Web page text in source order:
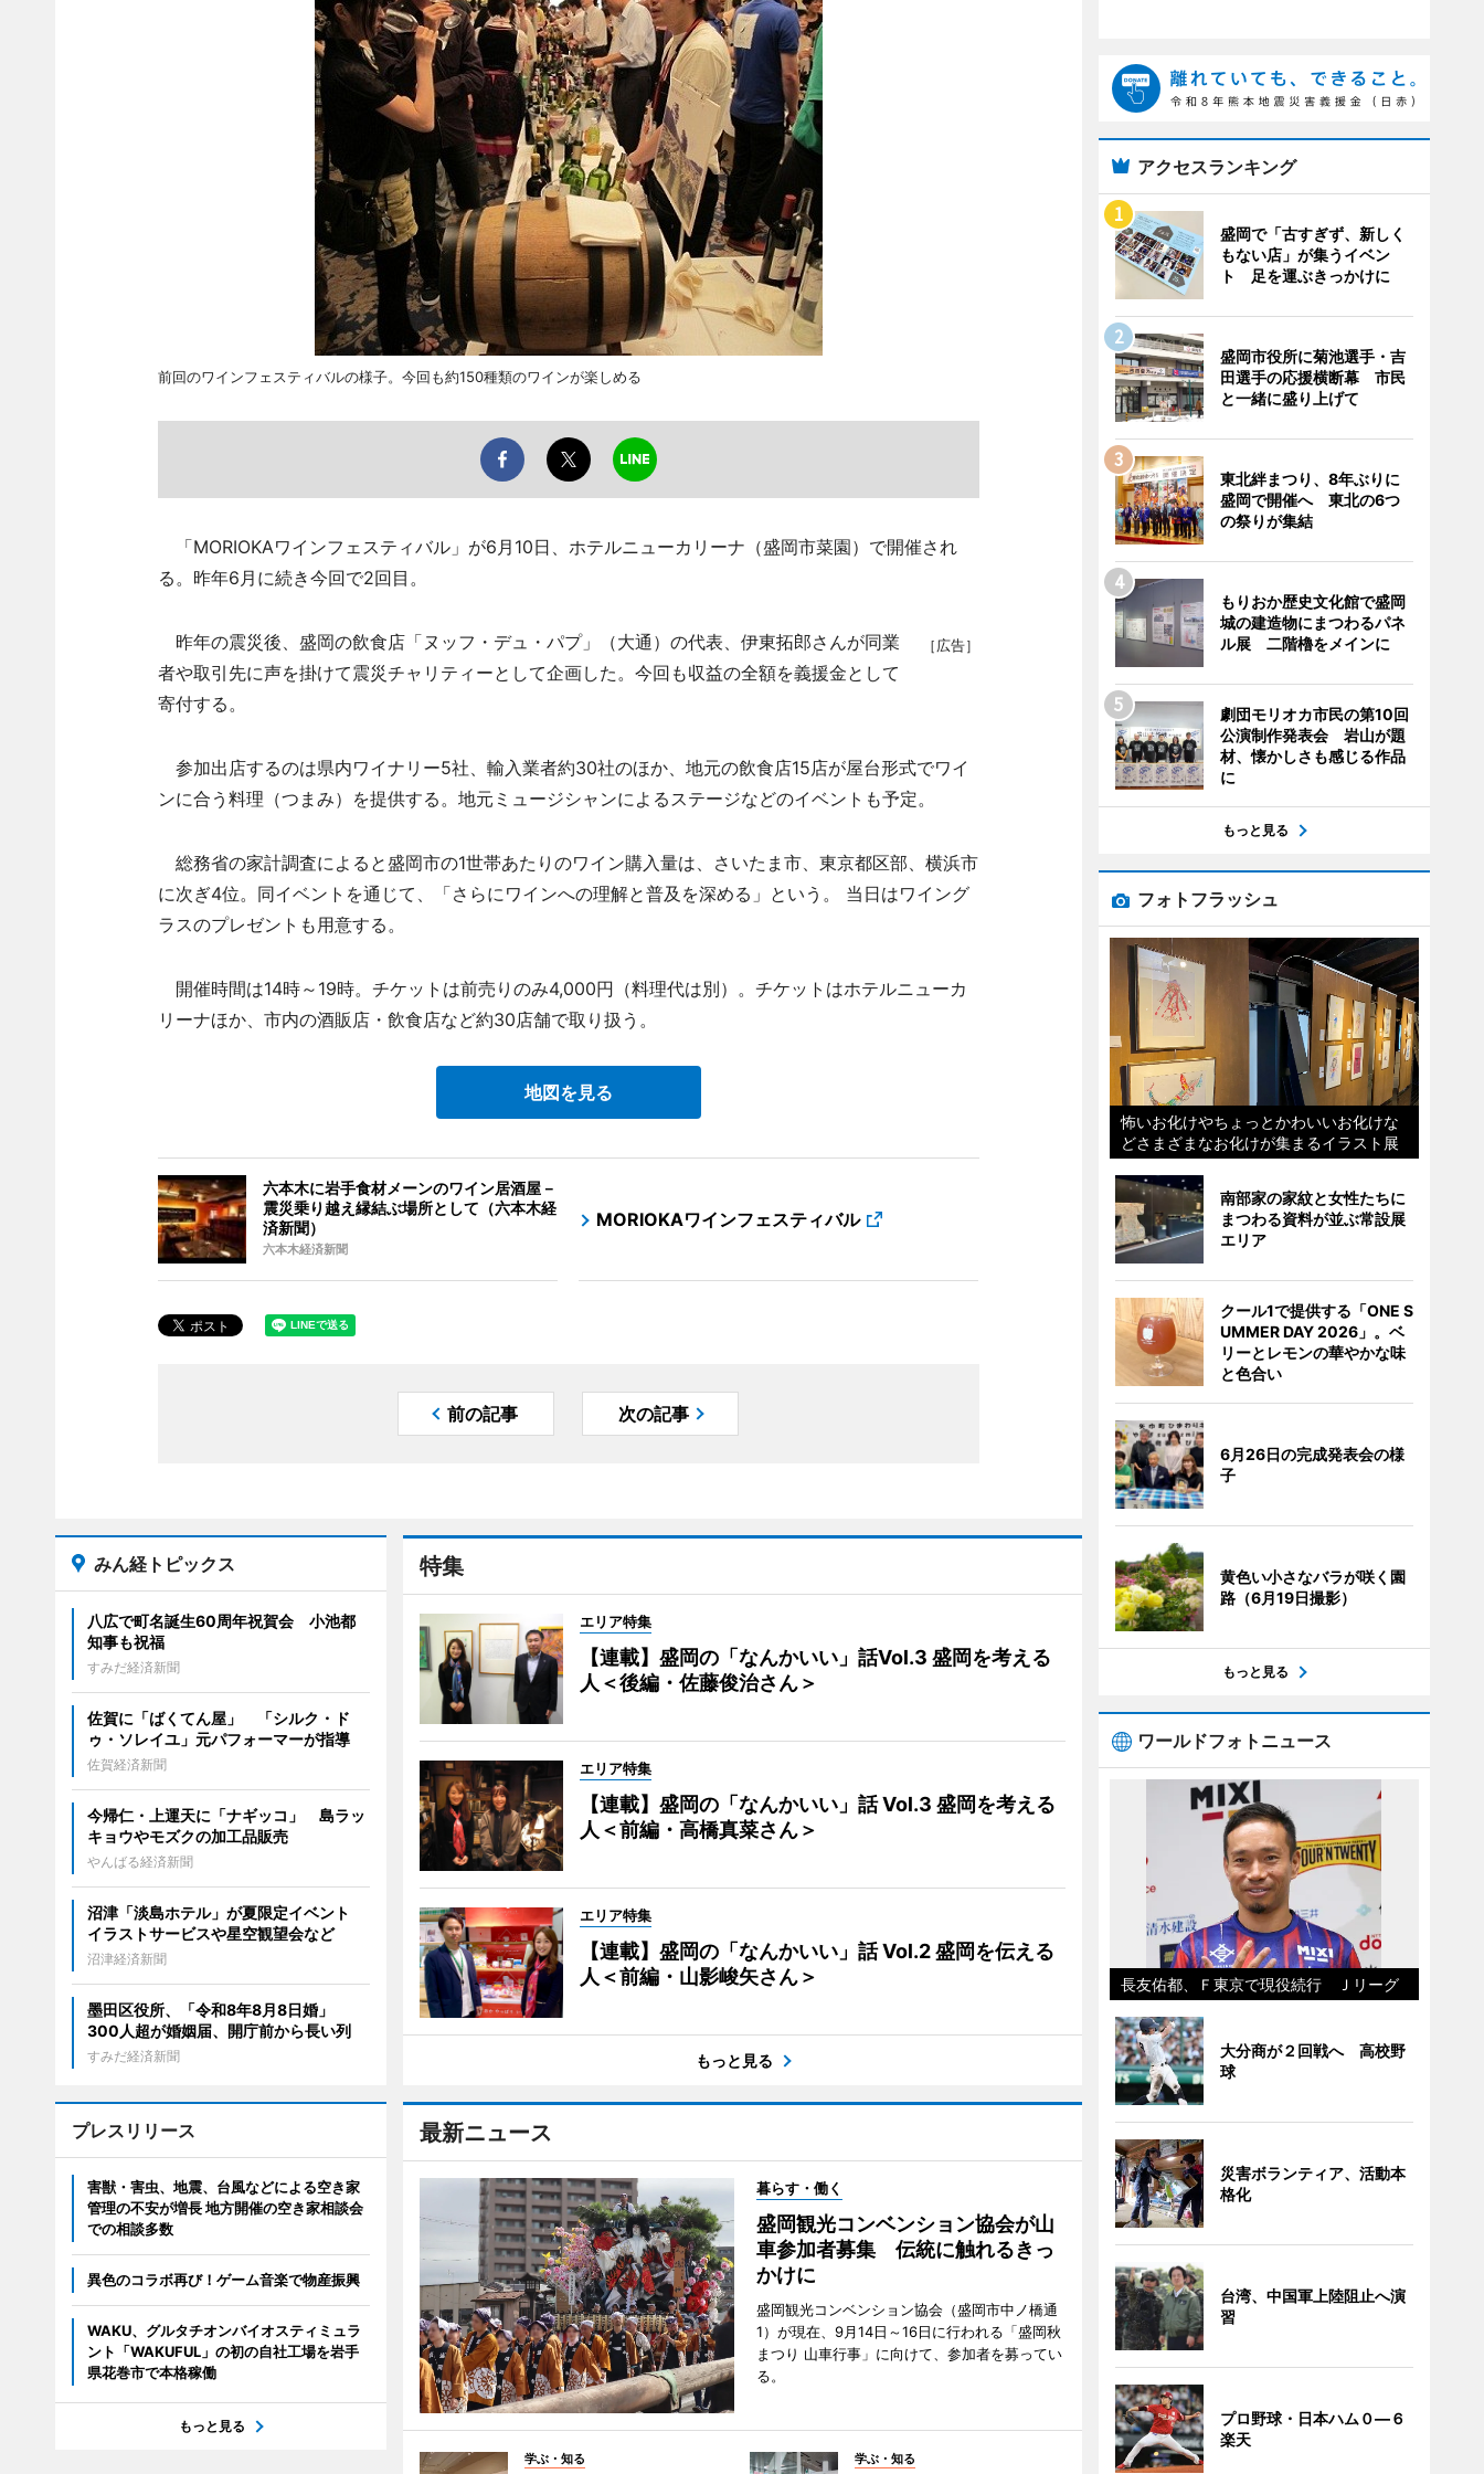
前回のワインフェスティバルの様子。今回も約150種類のワインが楽しめる
「MORIOKAワインフェスティバル」が6月10日、ホテルニューカリーナ（盛岡市菜園）で開催され
る。昨年6月に続き今回で2回目。
［広告］
昨年の震災後、盛岡の飲食店「ヌッフ・デュ・パプ」（大通）の代表、伊東拓郎さんが同業
者や取引先に声を掛けて震災チャリティーとして企画した。今回も収益の全額を義援金として
寄付する。
参加出店するのは県内ワイナリー5社、輸入業者約30社のほか、地元の飲食店15店が屋台形式でワイ
ンに合う料理（つまみ）を提供する。地元ミュージシャンによるステージなどのイベントも予定。
総務省の家計調査によると盛岡市の1世帯あたりのワイン購入量は、さいたま市、東京都区部、横浜市
に次ぎ4位。同イベントを通じて、「さらにワインへの理解と普及を深める」という。 当日はワイング
ラスのプレゼントも用意する。
開催時間は14時～19時。チケットは前売りのみ4,000円（料理代は別）。チケットはホテルニューカ
リーナほか、市内の酒販店・飲食店など約30店舗で取り扱う。
地図を見る
六本木に岩手食材メーンのワイン居酒屋－
震災乗り越え縁結ぶ場所として（六本木経
済新聞）
六本木経済新聞
MORIOKAワインフェスティバル
前の記事 次の記事
特集
エリア特集
【連載】盛岡の「なんかいい」話Vol.3 盛岡を考える
人＜後編・佐藤俊治さん＞
エリア特集
【連載】盛岡の「なんかいい」話 Vol.3 盛岡を考える
人＜前編・高橋真菜さん＞
エリア特集
【連載】盛岡の「なんかいい」話 Vol.2 盛岡を伝える
人＜前編・山影峻矢さん＞
もっと見る
最新ニュース
暮らす・働く
盛岡観光コンベンション協会が山
車参加者募集 伝統に触れるきっ
かけに
盛岡観光コンベンション協会（盛岡市中ノ橋通
1）が現在、9月14日～16日に行われる「盛岡秋
まつり 山車行事」に向けて、参加者を募ってい
る。
学ぶ・知る 学ぶ・知る
みん経トピックス
八広で町名誕生60周年祝賀会 小池都
知事も祝福
すみだ経済新聞
佐賀に「ばくてん屋」 「シルク・ド
ゥ・ソレイユ」元パフォーマーが指導
佐賀経済新聞
今帰仁・上運天に「ナギッコ」 島ラッ
キョウやモズクの加工品販売
やんばる経済新聞
沼津「淡島ホテル」が夏限定イベント
イラストサービスや星空観望会など
沼津経済新聞
墨田区役所、「令和8年8月8日婚」
300人超が婚姻届、開庁前から長い列
すみだ経済新聞
プレスリリース
害獣・害虫、地震、台風などによる空き家
管理の不安が増長 地方開催の空き家相談会
での相談多数
異色のコラボ再び！ゲーム音楽で物産振興
WAKU、グルタチオンバイオスティミュラ
ント「WAKUFUL」の初の自社工場を岩手
県花巻市で本格稼働
もっと見る
アクセスランキング
盛岡で「古すぎず、新しく
もない店」が集うイベン
ト 足を運ぶきっかけに
盛岡市役所に菊池選手・吉
田選手の応援横断幕 市民
と一緒に盛り上げて
東北絆まつり、8年ぶりに
盛岡で開催へ 東北の6つ
の祭りが集結
もりおか歴史文化館で盛岡
城の建造物にまつわるパネ
ル展 二階櫓をメインに
劇団モリオカ市民の第10回
公演制作発表会 岩山が題
材、懐かしさも感じる作品
に
もっと見る
フォトフラッシュ
怖いお化けやちょっとかわいいお化けな
どさまざまなお化けが集まるイラスト展
南部家の家紋と女性たちに
まつわる資料が並ぶ常設展
エリア
クール1で提供する「ONE S
UMMER DAY 2026」。ベ
リーとレモンの華やかな味
と色合い
6月26日の完成発表会の様
子
黄色い小さなバラが咲く園
路（6月19日撮影）
もっと見る
ワールドフォトニュース
長友佑都、Ｆ東京で現役続行 Ｊリーグ
大分商が２回戦へ 高校野
球
災害ボランティア、活動本
格化
台湾、中国軍上陸阻止へ演
習
プロ野球・日本ハム０―６
楽天